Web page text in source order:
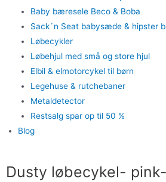
Baby bæresele Beco & Boba
Sack´n Seat babysæde & hipster
Løbecykler
Løbehjul med små og store hjul
Elbil & elmotorcykel til børn
Legehuse & rutchebaner
Metaldetector
Restsalg spar op til 50 %
Blog
Dusty løbecykel-